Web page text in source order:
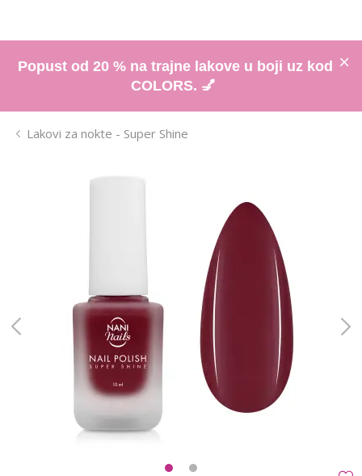
Popust od 20 % na trajne lakove u boji uz kod
COLORS. 💅
Lakovi za nokte - Super Shine